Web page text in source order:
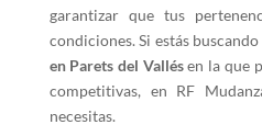
garantizar que tus
condiciones. Si estás
en Parets del Vallésen la que
competitivas, en RF
necesitas.